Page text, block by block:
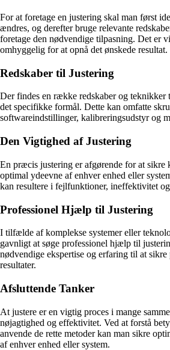
For at foretage en justering skal man først
ændres, og derefter bruge relevante
foretage den nødvendige tilpasning. Det er
omhyggelig for at opnå det ønskede resultat.
Redskaber til Justering
Der findes en række redskaber og
det specifikke formål. Dette kan omfatte
softwareindstillinger, kalibreringsudstyr og
Den Vigtighed af Justering
En præcis justering er afgørende for at
optimal ydeevne af enhver enhed eller
kan resultere i fejlfunktioner, ineffektivitet og
Professionel Hjælp til Justering
I tilfælde af komplekse systemer eller
gavnligt at søge professionel hjælp til
nødvendige ekspertise og erfaring til at
resultater.
Afsluttende Tanker
At justere er en vigtig proces i mange
nøjagtighed og effektivitet. Ved at forstå
anvende de rette metoder kan man sikre
af enhver enhed eller system.